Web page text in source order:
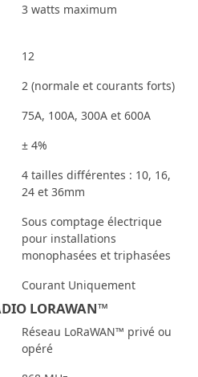
3 watts maximum
12
2 (normale et courants forts)
75A, 100A, 300A et 600A
± 4%
4 tailles différentes : 10, 16,
24 et 36mm
Sous comptage électrique
pour installations
monophasées et triphasées
Courant Uniquement
LORAWAN™
Réseau LoRaWAN™ privé ou
opéré